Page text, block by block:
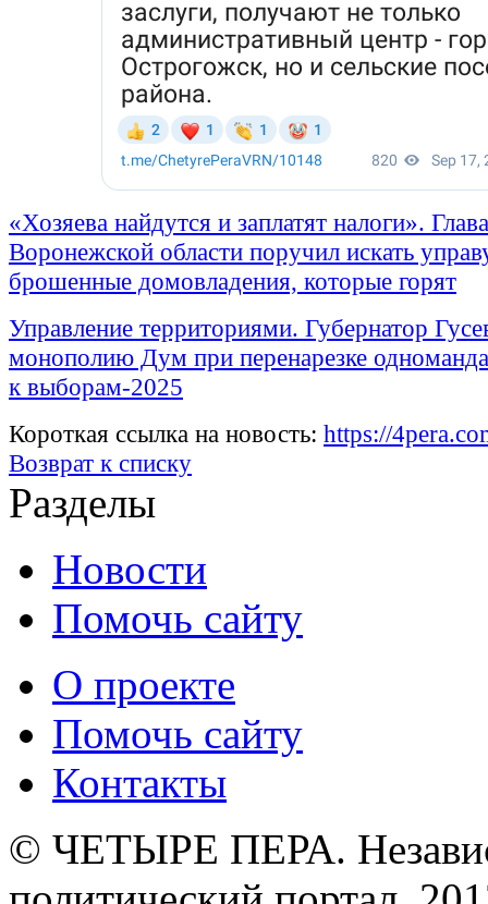
«Хозяева найдутся и заплатят налоги». Глава
Воронежской области поручил искать
брошенные домовладения, которые горят
Управление территориями. Губернатор
монополию Дум при перенарезке
к выборам-2025
Короткая ссылка на новость: https://
Возврат к списку
Разделы
Новости
Помочь сайту
О проекте
Помочь сайту
Контакты
© ЧЕТЫРЕ ПЕРА.